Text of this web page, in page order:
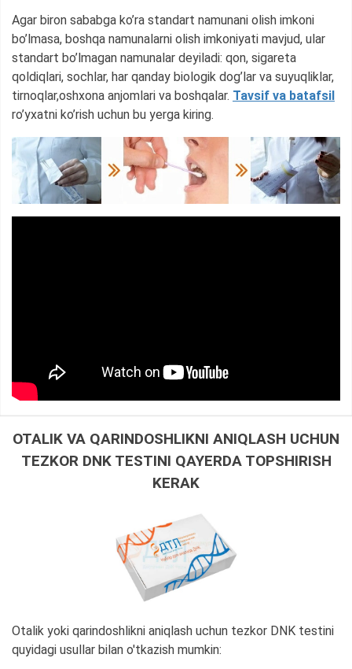
Agar biron sababga ko’ra standart namunani olish imkoni
bo’lmasa, boshqa namunalarni olish imkoniyati mavjud, ular
standart bo’lmagan namunalar deyiladi: qon, sigareta
qoldiqlari, sochlar, har qanday biologik dog’lar va suyuqliklar,
tirnoqlar,oshxona anjomlari va boshqalar. Tavsif va batafsil
ro’yxatni ko’rish uchun bu yerga kiring.
OTALIK VA QARINDOSHLIKNI ANIQLASH UCHUN
TEZKOR DNK TESTINI QAYERDA TOPSHIRISH
KERAK
Otalik yoki qarindoshlikni aniqlash uchun tezkor DNK testini
quyidagi usullar bilan o'tkazish mumkin: